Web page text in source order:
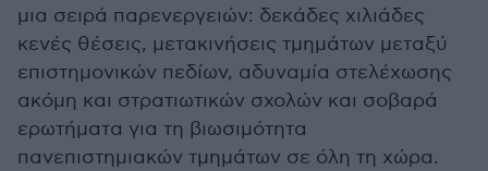
μια σειρά παρενεργειών: δεκάδες χιλιάδες
κενές θέσεις, μετακινήσεις τμημάτων μεταξύ
επιστημονικών πεδίων, αδυναμία στελέχωσης
ακόμη και στρατιωτικών σχολών και σοβαρά
ερωτήματα για τη βιωσιμότητα
πανεπιστημιακών τμημάτων σε όλη τη χώρα.